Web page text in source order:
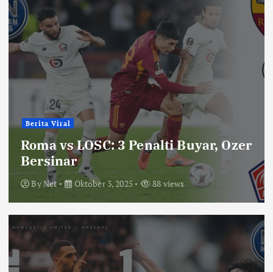
Berita Viral
Roma vs LOSC: 3 Penalti Buyar, Ozer
Bersinar
ByNet Oktober 3, 2025 88 views